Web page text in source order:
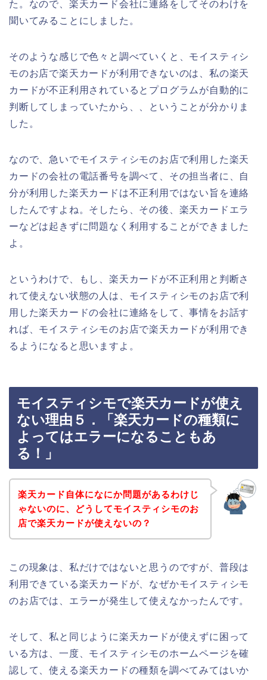
た。なので、楽天カード会社に連絡をしてそのわけを
聞いてみることにしました。
そのような感じで色々と調べていくと、モイスティシ
モのお店で楽天カードが利用できないのは、私の楽天
カードが不正利用されているとプログラムが自動的に
判断してしまっていたから、、ということが分かりま
した。
なので、急いでモイスティシモのお店で利用した楽天
カードの会社の電話番号を調べて、その担当者に、自
分が利用した楽天カードは不正利用ではない旨を連絡
したんですよね。そしたら、その後、楽天カードエラ
ーなどは起きずに問題なく利用することができました
よ。
というわけで、もし、楽天カードが不正利用と判断さ
れて使えない状態の人は、モイスティシモのお店で利
用した楽天カードの会社に連絡をして、事情をお話す
れば、モイスティシモのお店で楽天カードが利用でき
るようになると思いますよ。
モイスティシモで楽天カードが使え
ない理由５．「楽天カードの種類に
よってはエラーになることもあ
る！」
楽天カード自体になにか問題があるわけじ
ゃないのに、どうしてモイスティシモのお
店で楽天カードが使えないの？
この現象は、私だけではないと思うのですが、普段は
利用できている楽天カードが、なぜかモイスティシモ
のお店では、エラーが発生して使えなかったんです。
そして、私と同じように楽天カードが使えずに困って
いる方は、一度、モイスティシモのホームページを確
認して、使える楽天カードの種類を調べてみてはいか